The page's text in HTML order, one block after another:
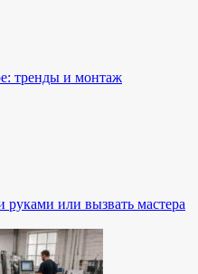
тренды и монтаж
руками или вызвать мастера